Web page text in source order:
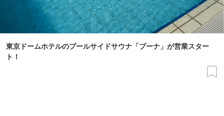
東京ドームホテルのプールサイドサウナ「プーナ」が営業スター
ト！